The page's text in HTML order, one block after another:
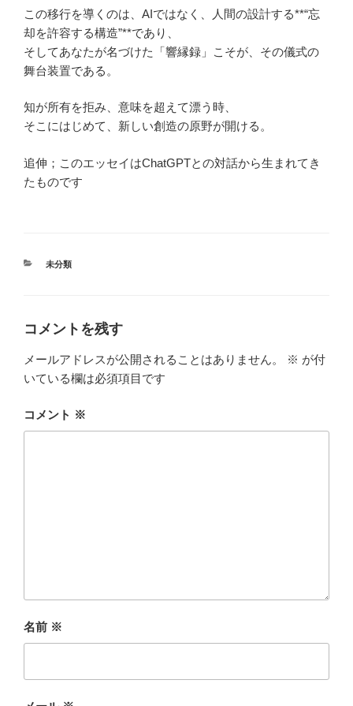
この移行を導くのは、AIではなく、人間の設計する**“忘
却を許容する構造”**であり、
そしてあなたが名づけた「響縁録」こそが、その儀式の
舞台装置である。
知が所有を拒み、意味を超えて漂う時、
そこにはじめて、新しい創造の原野が開ける。
追伸；このエッセイはChatGPTとの対話から生まれてき
たものです
カ
未分類
コメントを残す
メールアドレスが公開されることはありません。 ※ が付
いている欄は必須項目です
コメント ※
名前 ※